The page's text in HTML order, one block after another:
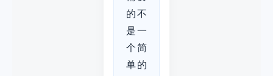
的不
是一
个简
单的